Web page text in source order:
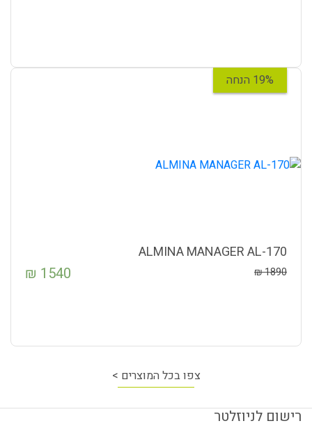
19% הנחה
ALMINA MANAGER AL-170
1890
₪
1540
₪
צפו בכל המוצרים >
רישום לניוזלטר